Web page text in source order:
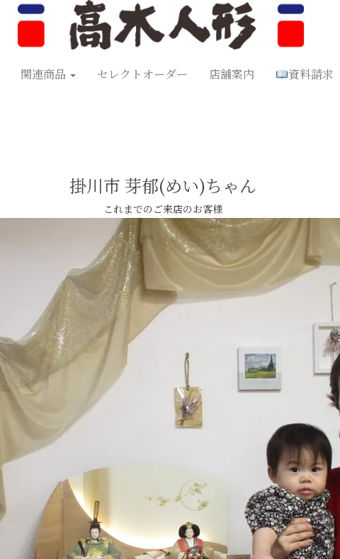
お正月飾り お祝い品 セレクトオーダー
関連商品 セレクトオーダー 店舗案内 資料請求
掛川市 芽郁(めい)ちゃん
これまでのご来店のお客様